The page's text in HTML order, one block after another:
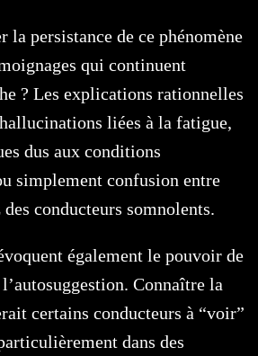
la persistance de ce phénomène
qui continuent
? Les explications rationnelles
liées à la fatigue,
dus aux conditions
simplement confusion entre
conducteurs somnolents.
également le pouvoir de
Connaître la
certains conducteurs à “voir”
dans des